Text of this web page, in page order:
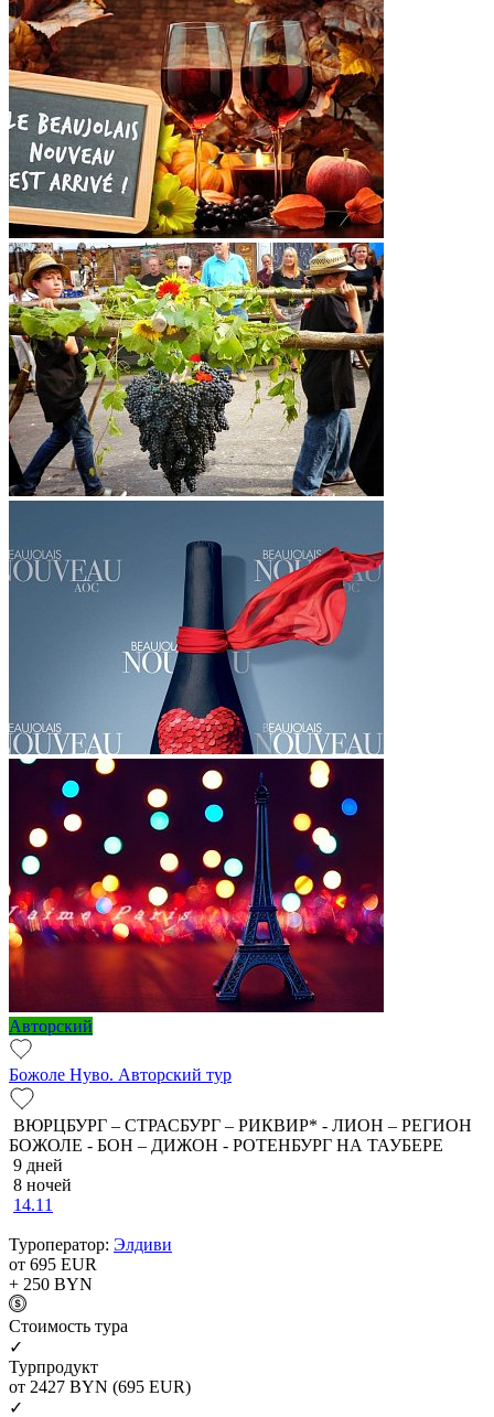
Авторский
Божоле Нуво. Авторский тур
ВЮРЦБУРГ – СТРАСБУРГ – РИКВИР* - ЛИОН – РЕГИОН
БОЖОЛЕ - БОН – ДИЖОН - РОТЕНБУРГ НА ТАУБЕРЕ
9 дней
8 ночей
14.11
Туроператор: Элдиви
от 695 EUR
+ 250 BYN
Cтоимость тура
✓
Турпродукт
от 2427 BYN (695 EUR)
✓